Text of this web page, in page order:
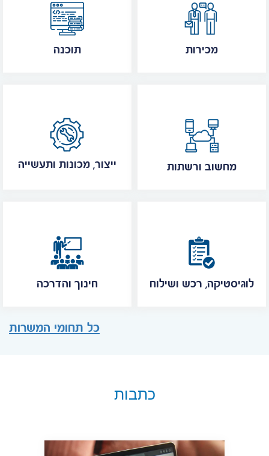
תוכנה מכירות
ייצור, מכונות ותעשייה מחשוב ורשתות
חינוך והדרכה לוגיסטיקה, רכש ושילוח
כל תחומי המשרות
כתבות